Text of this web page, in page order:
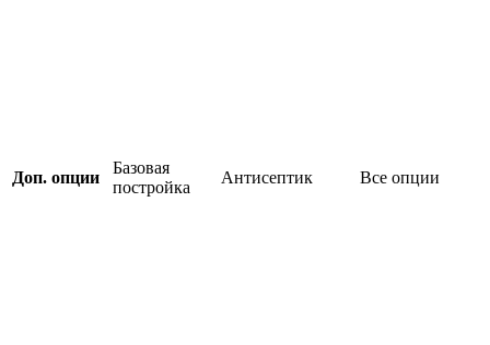
Доп. опции
Базовая
постройка
Антисептик Все опции